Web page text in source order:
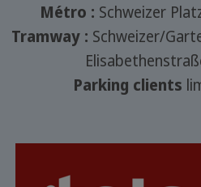
Métro : Schweizer
Tramway : Schweizer/
Parking clients